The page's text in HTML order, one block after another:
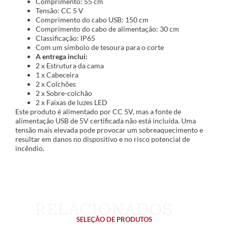
Tensão: CC 5 V
Comprimento do cabo USB: 150 cm
Comprimento do cabo de alimentação: 30 cm
Classificação: IP65
Com um símbolo de tesoura para o corte
A entrega inclui:
2 x Estrutura da cama
1 x Cabeceira
2 x Colchões
2 x Sobre-colchão
2 x Faixas de luzes LED
Este produto é alimentado por CC 5V, mas a fonte de
alimentação USB de 5V certificada não está incluída. Uma
tensão mais elevada pode provocar um sobreaquecimento e
resultar em danos no dispositivo e no risco potencial de
incêndio.
SELEÇÃO DE PRODUTOS